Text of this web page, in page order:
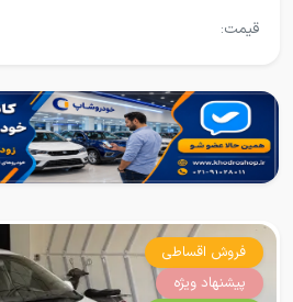
قیمت:
فروش اقساطی
پیشنهاد ویژه